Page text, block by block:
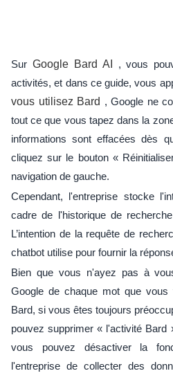
Sur Google Bard AI
, vous
activités, et dans ce guide, vous
vous utilisez Bard , Google ne
tout ce que vous tapez dans la
informations sont effacées dès
cliquez sur le bouton «
navigation de gauche.
Cependant, l'entreprise stocke
cadre de l'historique de
L’intention de la requête de
chatbot utilise pour fournir la
Bien que vous n'ayez pas à
Google de chaque mot que vous
Bard, si vous êtes toujours
pouvez supprimer « l'activité Bard
vous pouvez désactiver la
l'entreprise de collecter des